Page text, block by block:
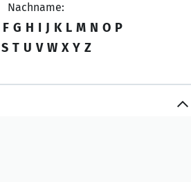
Nachname:
F G H I J K L M N O P
S T U V W X Y Z